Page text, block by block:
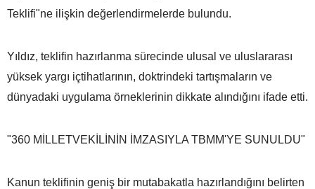
Teklifi"ne ilişkin değerlendirmelerde bulundu.
Yıldız, teklifin hazırlanma sürecinde ulusal ve uluslararası
yüksek yargı içtihatlarının, doktrindeki tartışmaların ve
dünyadaki uygulama örneklerinin dikkate alındığını ifade etti.
"360 MİLLETVEKİLİNİN İMZASIYLA TBMM'YE SUNULDU"
Kanun teklifinin geniş bir mutabakatla hazırlandığını belirten